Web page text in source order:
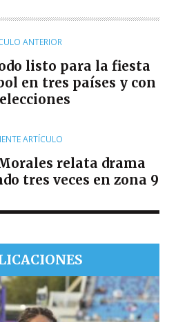
ANTERIOR
listo para la fiesta
en tres países y con
ARTÍCULO
relata drama
tres veces en zona 9